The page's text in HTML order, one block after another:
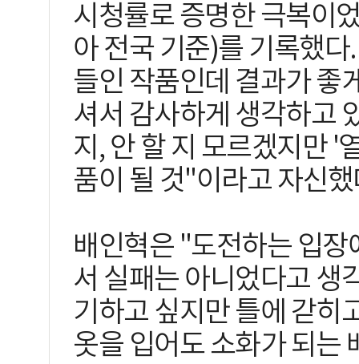
시청률로 증명한 극복이
아 전국 기준)를 기록했
들인 작품인데 결과가 좋
셔서 감사하게 생각하고
지, 안 할 지 모르겠지만 '
품이 될 것"이라고 자신
배인혁은 "도전하는 입장
서 실패는 아니었다고 생
기하고 싶지만 틀에 갇히
옷을 입어도 소화가 되는